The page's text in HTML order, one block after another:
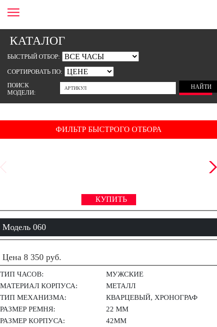
КАТАЛОГ
БЫСТРЫЙ ОТБОР:
СОРТИРОВАТЬ ПО:
ПОИСК
МОДЕЛИ:
НАЙТИ
ФИЛЬТР БЫСТРОГО ОТБОРА
СТАНДАРТ
ПАРНЫЕ
ЖЕНСКИЕ
ВОСТОК
КОМАНДИРСКИЕ
УПАКОВКА
КУПИТЬ
Модель 060
Цена 8 350 руб.
ТИП ЧАСОВ:
МУЖСКИЕ
МАТЕРИАЛ КОРПУСА:
МЕТАЛЛ
ТИП МЕХАНИЗМА:
КВАРЦЕВЫЙ, ХРОНОГРАФ
РАЗМЕР РЕМНЯ:
22 ММ
РАЗМЕР КОРПУСА:
42ММ